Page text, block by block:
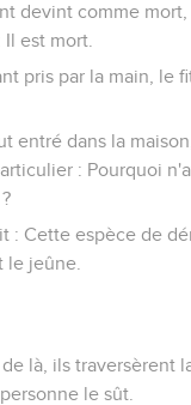
devint comme
est mort.
pris par la main, le
entré dans la
: Pourquoi
: Cette espèce de
le jeûne.
là, ils traversèrent
le sût.